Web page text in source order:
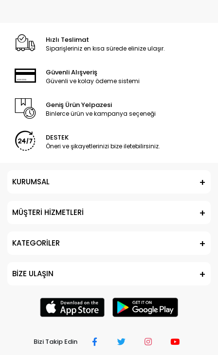
Hızlı Teslimat
Siparişleriniz en kısa sürede elinize ulaşır.
Güvenli Alışveriş
Güvenli ve kolay ödeme sistemi
Geniş Ürün Yelpazesi
Binlerce ürün ve kampanya seçeneği
DESTEK
Öneri ve şikayetlerinizi bize iletebilirsiniz.
KURUMSAL
MÜŞTERİ HİZMETLERİ
KATEGORİLER
BİZE ULAŞIN
Bizi Takip Edin